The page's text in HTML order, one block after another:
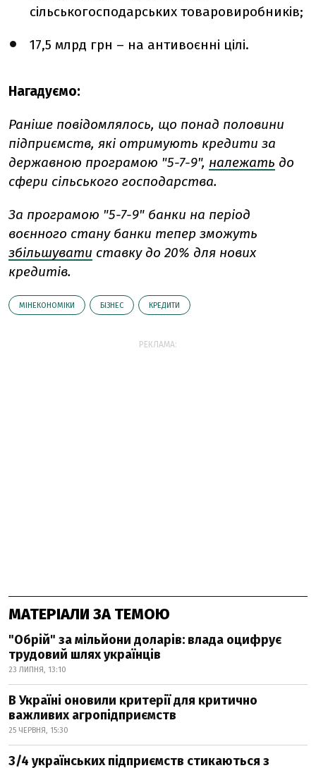
сільськогосподарських товаровиробників;
17,5 млрд грн – на антивоєнні цілі.
Нагадуємо:
Раніше повідомлялось, що понад половини
підприємств, які отримують кредити за
державною програмою "5-7-9", належать до
сфери сільського господарства.
За програмою "5-7-9" банки на період
воєнного стану банки тепер зможуть
збільшувати ставку до 20% для нових
кредитів.
МІНЕКОНОМІКИ БІЗНЕС КРЕДИТИ
РЕКЛАМА:
МАТЕРІАЛИ ЗА ТЕМОЮ
"Обрій" за мільйони доларів: влада оцифрує
трудовий шлях українців
23 ЛИПНЯ, 13:10
В Україні оновили критерії для критично
важливих агропідприємств
25 ЧЕРВНЯ, 15:30
3/4 українських підприємств стикаються з